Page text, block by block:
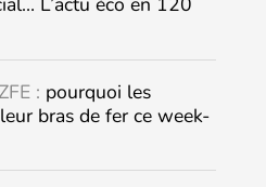
: pourquoi les
bras de fer ce week-